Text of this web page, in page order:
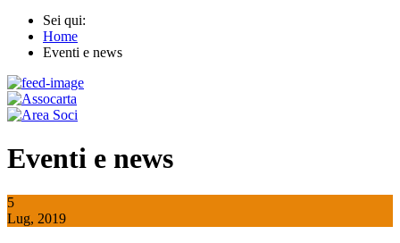
Sei qui:
Home
Eventi e news
Eventi e news
5
Lug, 2019